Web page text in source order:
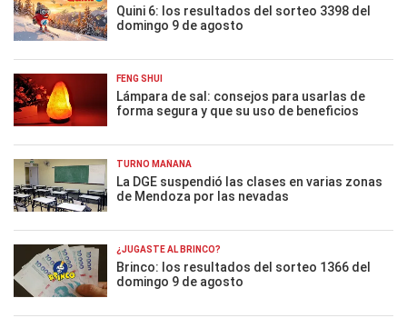
Quini 6: los resultados del sorteo 3398 del
domingo 9 de agosto
FENG SHUI
Lámpara de sal: consejos para usarlas de
forma segura y que su uso de beneficios
TURNO MAÑANA
La DGE suspendió las clases en varias zonas
de Mendoza por las nevadas
¿JUGASTE AL BRINCO?
Brinco: los resultados del sorteo 1366 del
domingo 9 de agosto